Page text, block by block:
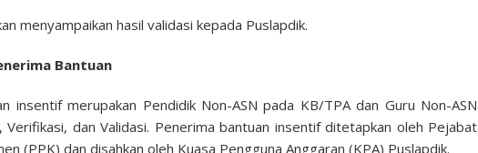
menyampaikan hasil validasi kepada Puslapdik.
Bantuan
insentif merupakan Pendidik Non-ASN pada KB/TPA dan Guru Non-ASN
Verifikasi, dan Validasi. Penerima bantuan insentif ditetapkan oleh Pejabat
(PPK) dan disahkan oleh Kuasa Pengguna Anggaran (KPA) Puslapdik.